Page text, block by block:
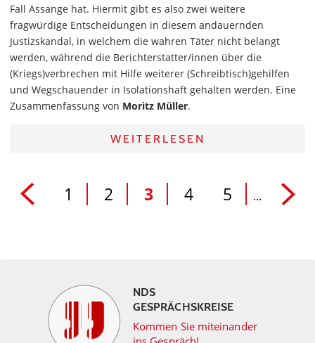
Fall Assange hat. Hiermit gibt es also zwei weitere
fragwürdige Entscheidungen in diesem andauernden
Justizskandal, in welchem die wahren Täter nicht belangt
werden, während die Berichterstatter/innen über die
(Kriegs)verbrechen mit Hilfe weiterer (Schreibtisch)gehilfen
und Wegschauender in Isolationshaft gehalten werden. Eine
Zusammenfassung von Moritz Müller.
WEITERLESEN
1 2 3 4 5 ...
NDS
GESPRÄCHSKREISE
Kommen Sie miteinander